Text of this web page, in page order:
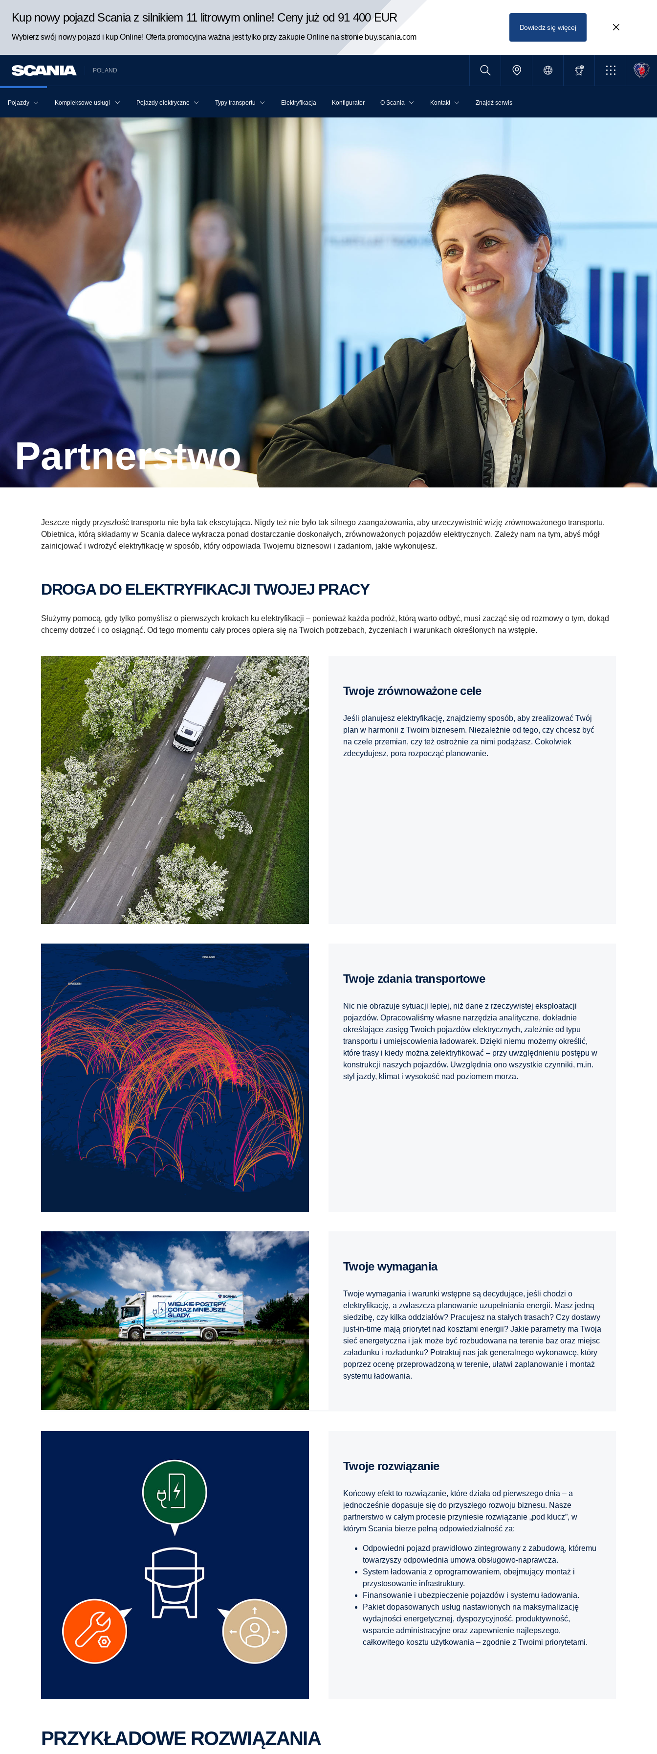
Kup nowy pojazd Scania z silnikiem 11 litrowym online! Ceny już od 91 400 EUR
Wybierz swój nowy pojazd i kup Online! Oferta promocyjna ważna jest tylko przy zakupie Online na stronie buy.scania.com
Dowiedz się więcej
POLAND
Pojazdy Kompleksowe usługi Scania dla pojazdu i kierowcy
Pojazdy elektryczne Typy transportu Elektryfikacja Konfigurator O Scania Kontakt Znajdź serwis
Partnerstwo
Jeszcze nigdy przyszłość transportu nie była tak ekscytująca. Nigdy też nie było tak silnego zaangażowania, aby urzeczywistnić wizję zrównoważonego transportu.
Obietnica, którą składamy w Scania dalece wykracza ponad dostarczanie doskonałych, zrównoważonych pojazdów elektrycznych. Zależy nam na tym, abyś mógł
zainicjować i wdrożyć elektryfikację w sposób, który odpowiada Twojemu biznesowi i zadaniom, jakie wykonujesz.
DROGA DO ELEKTRYFIKACJI TWOJEJ PRACY
Służymy pomocą, gdy tylko pomyślisz o pierwszych krokach ku elektryfikacji – ponieważ każda podróż, którą warto odbyć, musi zacząć się od rozmowy o tym, dokąd
chcemy dotrzeć i co osiągnąć. Od tego momentu cały proces opiera się na Twoich potrzebach, życzeniach i warunkach określonych na wstępie.
Twoje zrównoważone cele
Jeśli planujesz elektryfikację, znajdziemy sposób, aby zrealizować Twój
plan w harmonii z Twoim biznesem. Niezależnie od tego, czy chcesz być
na czele przemian, czy też ostrożnie za nimi podążasz. Cokolwiek
zdecydujesz, pora rozpocząć planowanie.
Twoje zdania transportowe
Nic nie obrazuje sytuacji lepiej, niż dane z rzeczywistej eksploatacji
pojazdów. Opracowaliśmy własne narzędzia analityczne, dokładnie
określające zasięg Twoich pojazdów elektrycznych, zależnie od typu
transportu i umiejscowienia ładowarek. Dzięki niemu możemy określić,
które trasy i kiedy można zelektryfikować – przy uwzględnieniu postępu w
konstrukcji naszych pojazdów. Uwzględnia ono wszystkie czynniki, m.in.
styl jazdy, klimat i wysokość nad poziomem morza.
Twoje wymagania
Twoje wymagania i warunki wstępne są decydujące, jeśli chodzi o
elektryfikację, a zwłaszcza planowanie uzupełniania energii. Masz jedną
siedzibę, czy kilka oddziałów? Pracujesz na stałych trasach? Czy dostawy
just-in-time mają priorytet nad kosztami energii? Jakie parametry ma Twoja
sieć energetyczna i jak może być rozbudowana na terenie baz oraz miejsc
załadunku i rozładunku? Potraktuj nas jak generalnego wykonawcę, który
poprzez ocenę przeprowadzoną w terenie, ułatwi zaplanowanie i montaż
systemu ładowania.
Twoje rozwiązanie
Końcowy efekt to rozwiązanie, które działa od pierwszego dnia – a
jednocześnie dopasuje się do przyszłego rozwoju biznesu. Nasze
partnerstwo w całym procesie przyniesie rozwiązanie „pod klucz”, w
którym Scania bierze pełną odpowiedzialność za:
Odpowiedni pojazd prawidłowo zintegrowany z zabudową, któremu
towarzyszy odpowiednia umowa obsługowo-naprawcza.
System ładowania z oprogramowaniem, obejmujący montaż i
przystosowanie infrastruktury.
Finansowanie i ubezpieczenie pojazdów i systemu ładowania.
Pakiet dopasowanych usług nastawionych na maksymalizację
wydajności energetycznej, dyspozycyjność, produktywność,
wsparcie administracyjne oraz zapewnienie najlepszego,
całkowitego kosztu użytkowania – zgodnie z Twoimi priorytetami.
PRZYKŁADOWE ROZWIĄZANIA